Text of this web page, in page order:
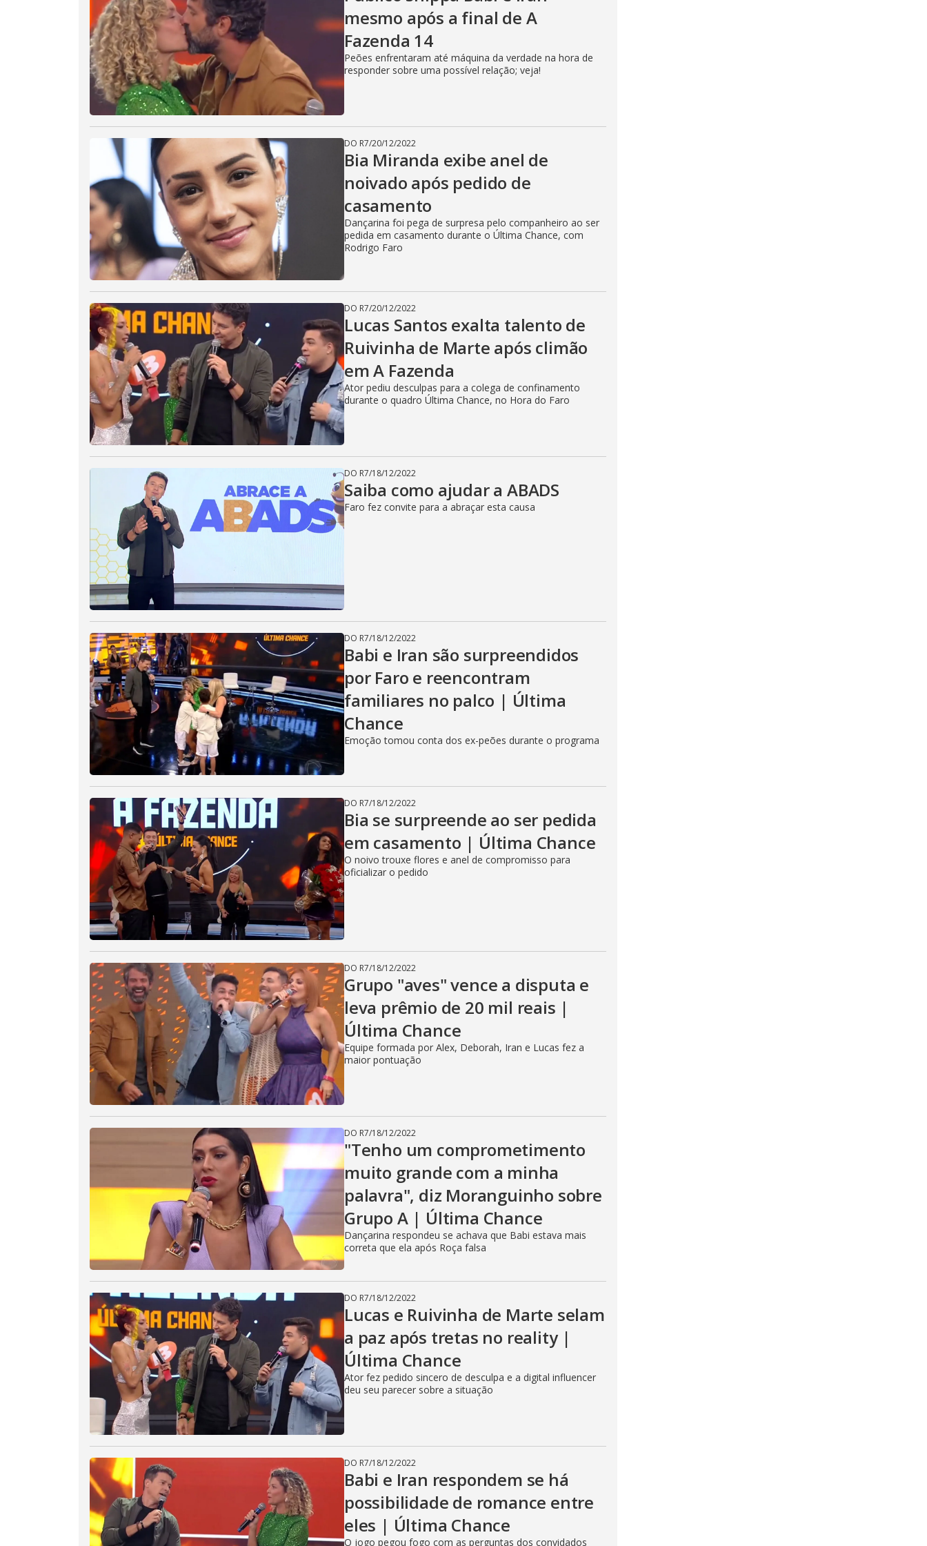
i
d
e
o
mesmo após a final de A
Fazenda 14
Peões enfrentaram até máquina da verdade na hora de
responder sobre uma possível relação; veja!
DO R7/20/12/2022
Bia Miranda exibe anel de
noivado após pedido de
casamento
Dançarina foi pega de surpresa pelo companheiro ao ser
pedida em casamento durante o Última Chance, com
Rodrigo Faro
DO R7/20/12/2022
Lucas Santos exalta talento de
Ruivinha de Marte após climão
em A Fazenda
Ator pediu desculpas para a colega de confinamento
durante o quadro Última Chance, no Hora do Faro
DO R7/18/12/2022
Saiba como ajudar a ABADS
Faro fez convite para a abraçar esta causa
DO R7/18/12/2022
Babi e Iran são surpreendidos
por Faro e reencontram
familiares no palco | Última
Chance
Emoção tomou conta dos ex-peões durante o programa
DO R7/18/12/2022
Bia se surpreende ao ser pedida
em casamento | Última Chance
O noivo trouxe flores e anel de compromisso para
oficializar o pedido
DO R7/18/12/2022
Grupo "aves" vence a disputa e
leva prêmio de 20 mil reais |
Última Chance
Equipe formada por Alex, Deborah, Iran e Lucas fez a
maior pontuação
DO R7/18/12/2022
"Tenho um comprometimento
muito grande com a minha
palavra", diz Moranguinho sobre
Grupo A | Última Chance
Dançarina respondeu se achava que Babi estava mais
correta que ela após Roça falsa
DO R7/18/12/2022
Lucas e Ruivinha de Marte selam
a paz após tretas no reality |
Última Chance
Ator fez pedido sincero de desculpa e a digital influencer
deu seu parecer sobre a situação
DO R7/18/12/2022
Babi e Iran respondem se há
possibilidade de romance entre
eles | Última Chance
O jogo pegou fogo com as perguntas dos convidados